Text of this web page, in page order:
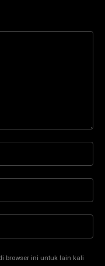
browser ini untuk lain kali